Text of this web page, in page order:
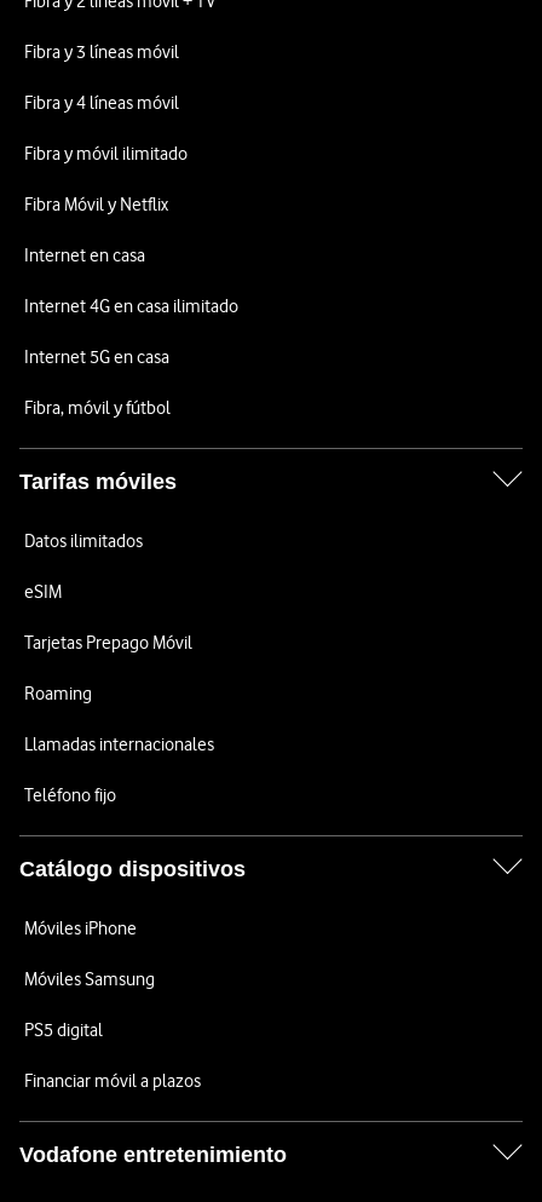
Fibra y 3 líneas móvil
Fibra y 4 líneas móvil
Fibra y móvil ilimitado
Fibra Móvil y Netflix
Internet en casa
Internet 4G en casa ilimitado
Internet 5G en casa
Fibra, móvil y fútbol
Tarifas móviles
Datos ilimitados
eSIM
Tarjetas Prepago Móvil
Roaming
Llamadas internacionales
Teléfono fijo
Catálogo dispositivos
Móviles iPhone
Móviles Samsung
PS5 digital
Financiar móvil a plazos
Vodafone entretenimiento